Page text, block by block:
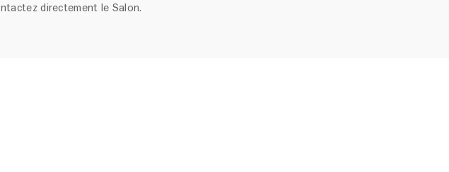
directement le Salon.